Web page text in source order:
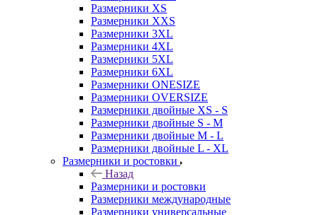
Размерники XS
Размерники XXS
Размерники 3XL
Размерники 4XL
Размерники 5XL
Размерники 6XL
Размерники ONESIZE
Размерники OVERSIZE
Размерники двойные XS - S
Размерники двойные S - M
Размерники двойные M - L
Размерники двойные L - XL
Размерники и ростовки
Назад
Размерники и ростовки
Размерники международные
Размерники универсальные